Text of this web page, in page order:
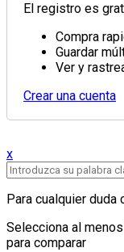
El registro es
Compra
Guardar
Ver y
Crear una cuenta
x
Para cualquier duda
Selecciona al
para comparar